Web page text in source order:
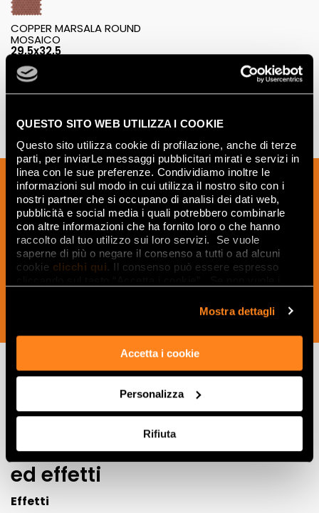
QUESTO SITO WEB UTILIZZA I COOKIE
Questo sito utilizza cookie di profilazione, anche di terze
parti, per inviarLe messaggi pubblicitari mirati e servizi in
linea con le sue preferenze. Condividiamo inoltre le
informazioni sul modo in cui utilizza il nostro sito con i
nostri partner che si occupano di analisi dei dati web,
pubblicità e social media i quali potrebbero combinarle
con altre informazioni che ha fornito loro o che hanno
raccolto dal tuo utilizzo sui loro servizi. Se vuole
saperne di più o negare il consenso a tutti o ad alcuni
cookie clicchi qui. Il consenso può essere espresso
Mostra dettagli
Accetta i cookie
Personalizza
Rifiuta
COPPER MARSALA ROUND
MOSAICO
29,5x32,5
Melden Sie sich für unseren Newsletter
an, um Neuigkeiten, Aktualisierungen
und kreative Ideen aus der Welt der
Keramik und des Interior Designs zu
erhalten.
Lasciati
ispirare
da ambienti
ed effetti
Effetti